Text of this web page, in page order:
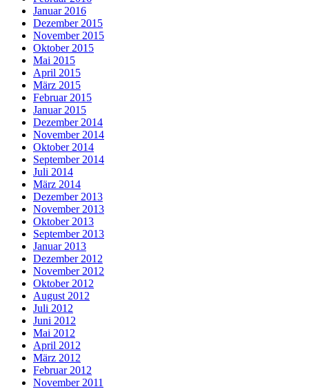
Januar 2016
Dezember 2015
November 2015
Oktober 2015
Mai 2015
April 2015
März 2015
Februar 2015
Januar 2015
Dezember 2014
November 2014
Oktober 2014
September 2014
Juli 2014
März 2014
Dezember 2013
November 2013
Oktober 2013
September 2013
Januar 2013
Dezember 2012
November 2012
Oktober 2012
August 2012
Juli 2012
Juni 2012
Mai 2012
April 2012
März 2012
Februar 2012
November 2011